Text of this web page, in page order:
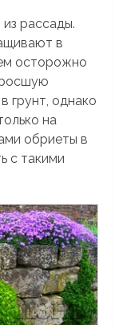
рассады.
в
осторожно
грунт, однако
на
обриеты в
с такими